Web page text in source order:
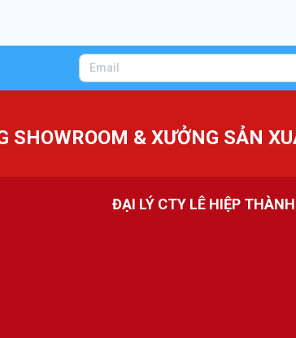
SHOWROOM & XƯỞNG SẢN
ĐẠI LÝ CTY LÊ HIỆP